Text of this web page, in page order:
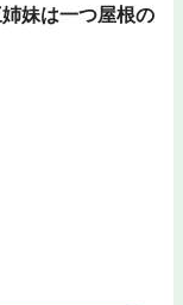
妹は一つ屋根の